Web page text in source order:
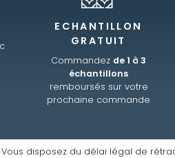
ECHANTILLON
GRATUIT
Commandez de 1 à 3
échantillons
remboursés sur votre
prochaine commande
disposez du délai légal de